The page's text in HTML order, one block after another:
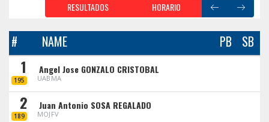
RESULTADOS HORARIO
# NAME PB SB
1
195
Angel Jose GONZALO CRISTOBAL
UABMA
2
189
Juan Antonio SOSA REGALADO
MOJFV